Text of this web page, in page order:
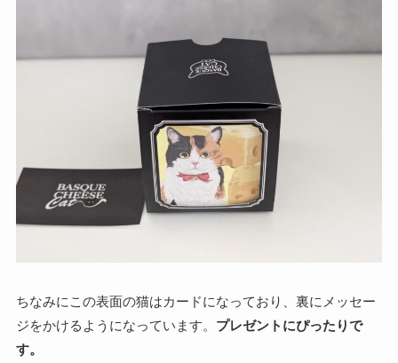
ちなみにこの表面の猫はカードになっており、裏にメッセー
ジをかけるようになっています。 プレゼントにぴったりで
す。